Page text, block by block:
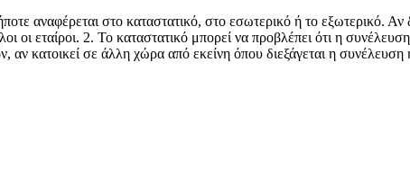
αναφέρεται στο καταστατικό, στο εσωτερικό ή το εξωτερικό. Αν
οι εταίροι. 2. Το καταστατικό μπορεί να προβλέπει ότι η
κατοικεί σε άλλη χώρα από εκείνη όπου διεξάγεται η